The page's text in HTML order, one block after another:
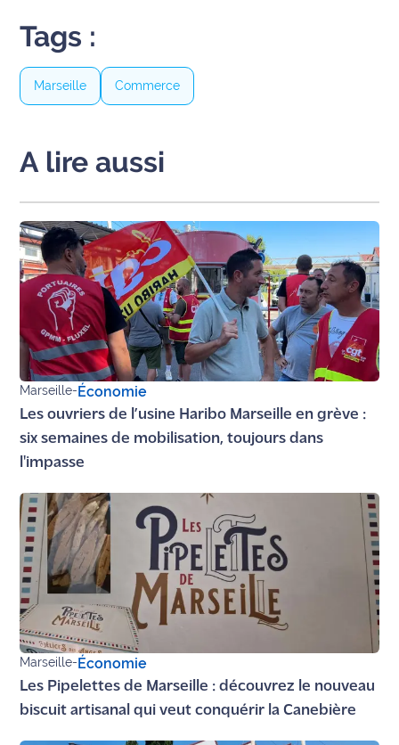
Archives
Tags :
Marseille Commerce
A lire aussi
Marseille-Économie
Les ouvriers de l’usine Haribo Marseille en grève :
six semaines de mobilisation, toujours dans
l'impasse
Marseille-Économie
Les Pipelettes de Marseille : découvrez le nouveau
biscuit artisanal qui veut conquérir la Canebière